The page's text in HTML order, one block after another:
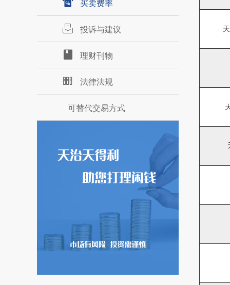
买卖费率
投诉与建议
理财刊物
法律法规
可替代交易方式